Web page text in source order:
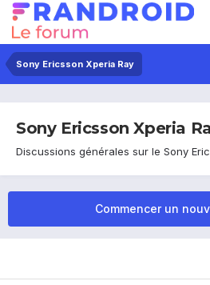
Sony Ericsson Xperia Ray
Sony Ericsson Xperia
Discussions générales sur le Sony
Commencer un